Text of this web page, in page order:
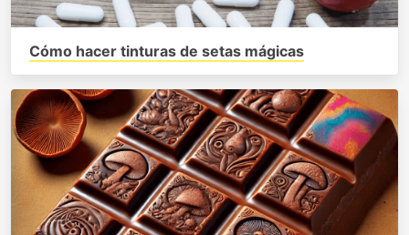
Cómo hacer tinturas de setas mágicas